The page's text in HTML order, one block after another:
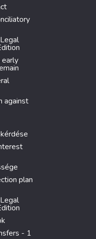
early
against
plan
- 1